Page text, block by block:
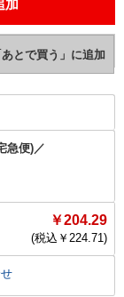
急便)／
￥204.29
(税込￥ 224.71)